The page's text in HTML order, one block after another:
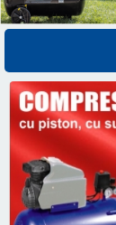
LICHIDARE
CATALOAGE
CONTACT
AUTENTIFICARE